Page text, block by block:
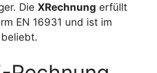
Die XRechnung erfüllt
EN 16931 und ist im